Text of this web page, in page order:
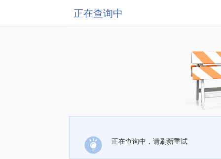
正在查询中
正在查询中，请刷新重试